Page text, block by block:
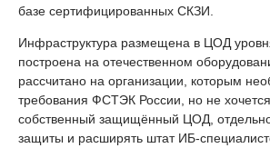
базе сертифицированных СКЗИ.
Инфраструктура размещена в ЦОД
построена на отечественном
рассчитано на организации, которым
требования ФСТЭК России, но не
собственный защищённый ЦОД, отдельно
защиты и расширять штат ИБ-